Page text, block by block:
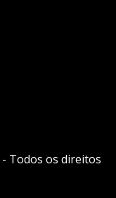
- Todos os direitos